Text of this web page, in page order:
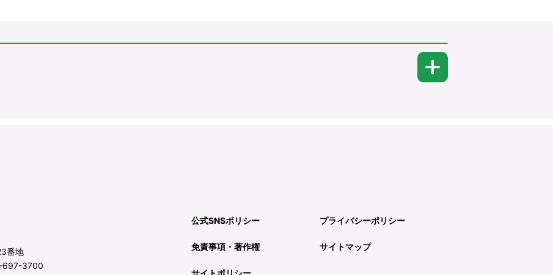
番地
697-3700
公式SNSポリシー プライバシーポリシー
免責事項・著作権 サイトマップ
サイトポリシー